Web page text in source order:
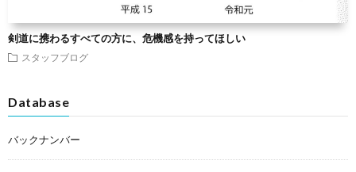
剣道に携わるすべての方に、危機感を持ってほしい
スタッフブログ
Database
バックナンバー